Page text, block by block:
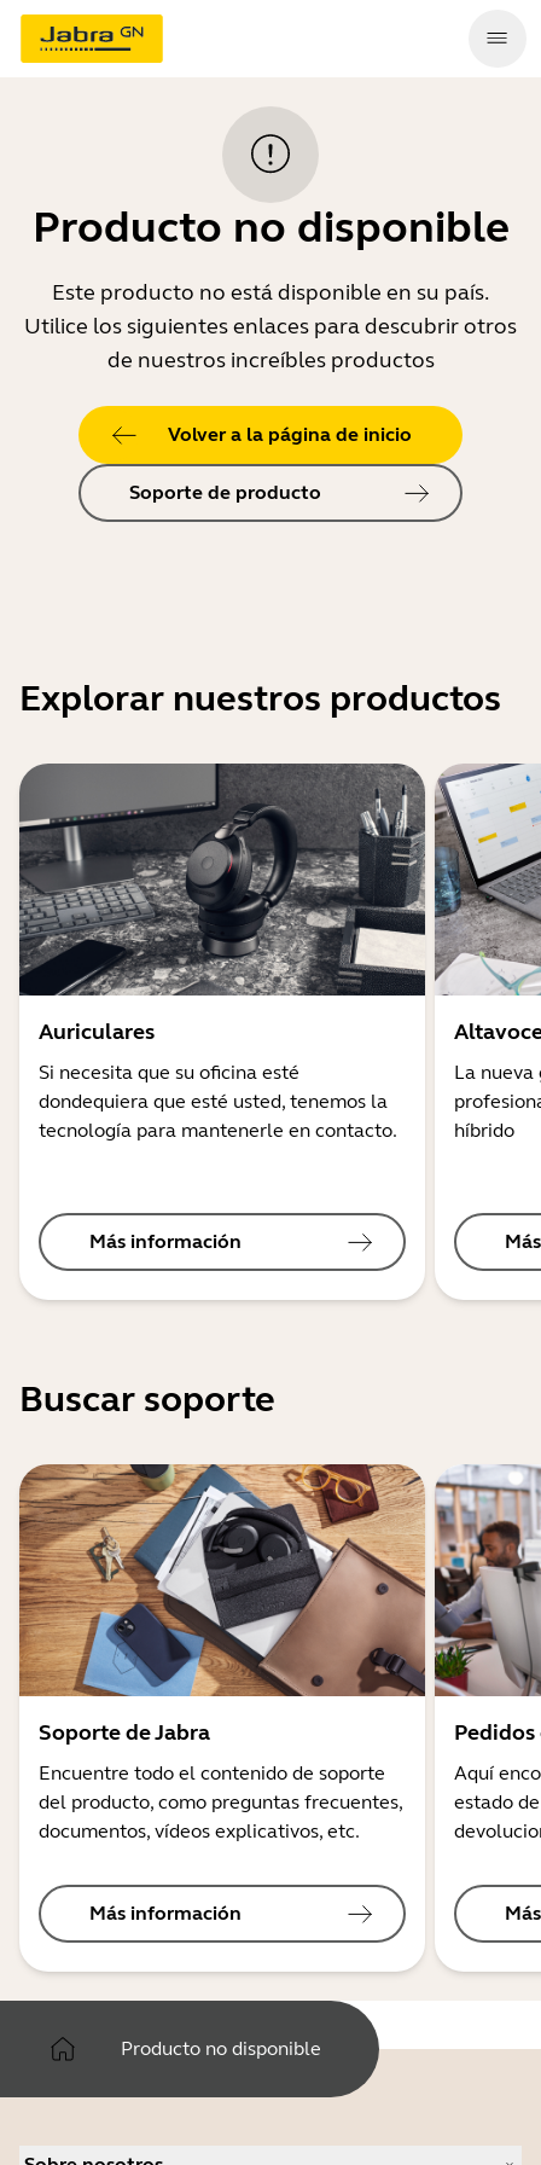
Producto no disponible
Este producto no está disponible en su país.
Utilice los siguientes enlaces para descubrir otros
de nuestros increíbles productos
Volver a la página de inicio
Soporte de producto
Explorar nuestros productos
Auriculares
Si necesita que su oficina esté
dondequiera que esté usted, tenemos la
tecnología para mantenerle en contacto.
Más información
La nueva
híbrido
Buscar soporte
Soporte de Jabra
Encuentre todo el contenido de soporte
del producto, como preguntas frecuentes,
documentos, vídeos explicativos, etc.
Más información
Aquí
estado
Producto no disponible